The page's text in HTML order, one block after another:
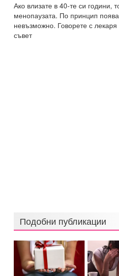
Ако влизате в 40-те си години,
менопаузата. По принцип
невъзможно. Говорете с
съвет
Подобни публикации